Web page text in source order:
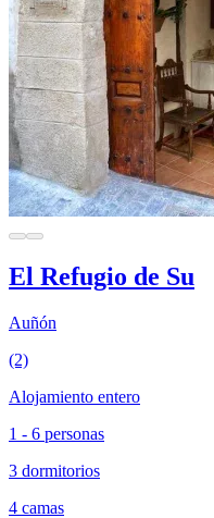
El Refugio de Su
Auñón
(2)
Alojamiento entero
1 - 6 personas
3 dormitorios
4 camas